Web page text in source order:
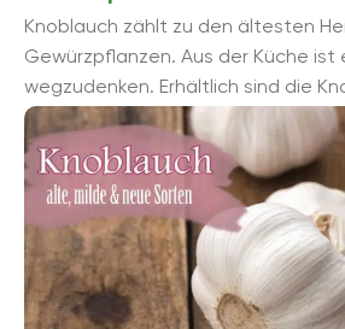
Knoblauch zählt zu den ältesten
Gewürzpflanzen. Aus der Küche ist
wegzudenken. Erhältlich sind die
verschiedenen Sorten. Die
...